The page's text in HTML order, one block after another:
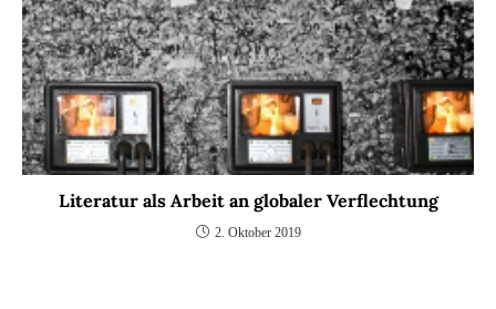
Literatur als Arbeit an globaler Verflechtung
2. Oktober 2019